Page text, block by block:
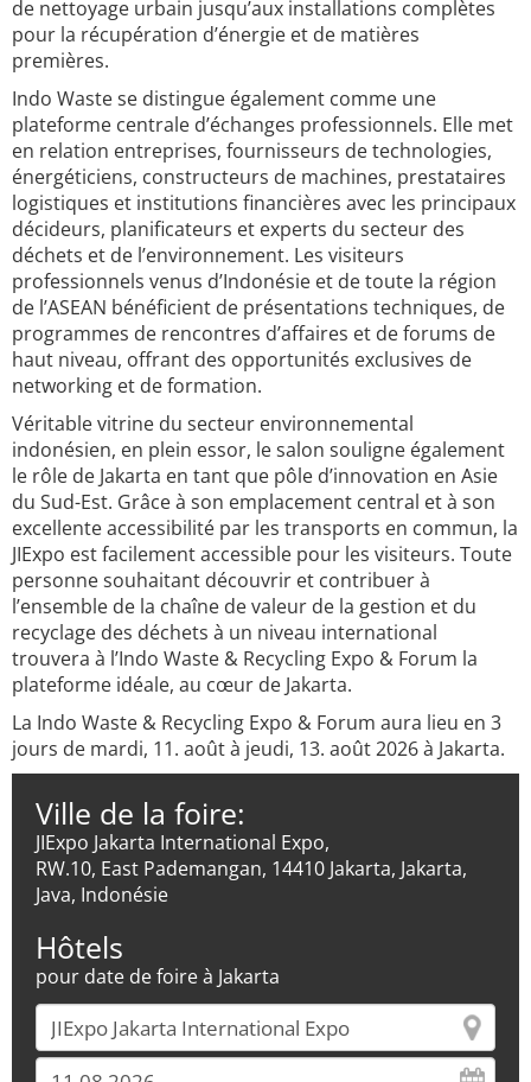
de nettoyage urbain jusqu’aux installations complètes
pour la récupération d’énergie et de matières
premières.
Indo Waste se distingue également comme une
plateforme centrale d’échanges professionnels. Elle met
en relation entreprises, fournisseurs de technologies,
énergéticiens, constructeurs de machines, prestataires
logistiques et institutions financières avec les principaux
décideurs, planificateurs et experts du secteur des
déchets et de l’environnement. Les visiteurs
professionnels venus d’Indonésie et de toute la région
de l’ASEAN bénéficient de présentations techniques, de
programmes de rencontres d’affaires et de forums de
haut niveau, offrant des opportunités exclusives de
networking et de formation.
Véritable vitrine du secteur environnemental
indonésien, en plein essor, le salon souligne également
le rôle de Jakarta en tant que pôle d’innovation en Asie
du Sud-Est. Grâce à son emplacement central et à son
excellente accessibilité par les transports en commun, la
JIExpo est facilement accessible pour les visiteurs. Toute
personne souhaitant découvrir et contribuer à
l’ensemble de la chaîne de valeur de la gestion et du
recyclage des déchets à un niveau international
trouvera à l’Indo Waste & Recycling Expo & Forum la
plateforme idéale, au cœur de Jakarta.
La Indo Waste & Recycling Expo & Forum aura lieu en 3
jours de mardi, 11. août à jeudi, 13. août 2026 à Jakarta.
Ville de la foire:
JIExpo Jakarta International Expo,
RW.10, East Pademangan, 14410 Jakarta, Jakarta,
Java, Indonésie
Hôtels
pour date de foire à Jakarta